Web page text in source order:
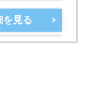
見る